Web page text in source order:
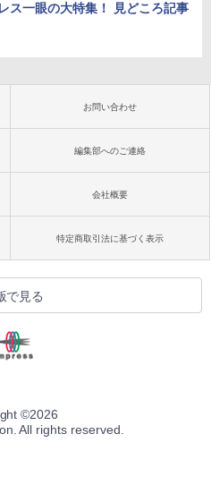
ス一眼の大特集！ 見どころ記事
お問い合わせ
編集部へのご連絡
会社概要
特定商取引法に基づく表示
で見る
©2026
All rights reserved.